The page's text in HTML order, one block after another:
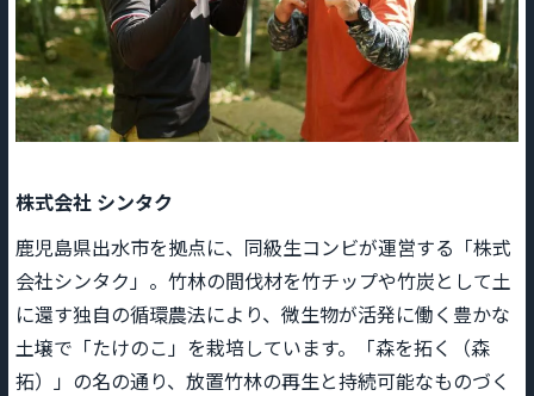
株式会社 シンタク
鹿児島県出水市を拠点に、同級生コンビが運営する「株式
会社シンタク」。竹林の間伐材を竹チップや竹炭として土
に還す独自の循環農法により、微生物が活発に働く豊かな
土壌で「たけのこ」を栽培しています。「森を拓く（森
拓）」の名の通り、放置竹林の再生と持続可能なものづく